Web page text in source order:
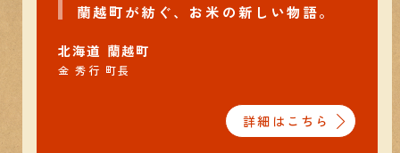
蘭越町が紡ぐ、お米の新しい物語。
北海道 蘭越町
金 秀行 町長
詳細はこちら